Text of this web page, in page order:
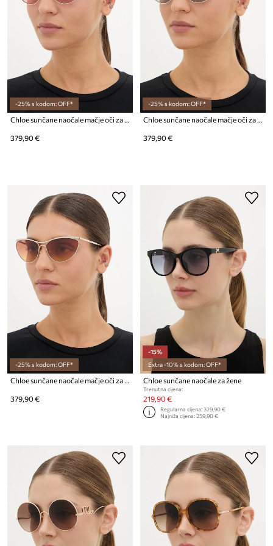
-25% s kodom: OFF*
Chloe sunčane naočale mačje oči za žene
379,90 €
-25% s kodom: OFF*
Chloe sunčane naočale mačje oči za žene
379,90 €
-25% s kodom: OFF*
379,90 €
-15%
Extra -10% s kodom: OFF*
Chloe sunčane naočale za žene
Trenutna cijena:
219,90 €
Regularna cijena:329,90 €
Najniža cijena:259,90 €